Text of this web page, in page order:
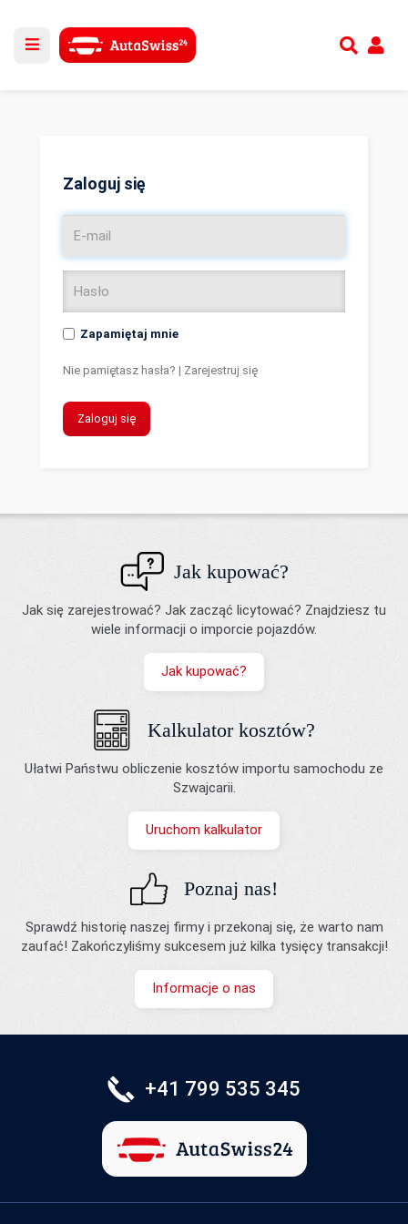
Zaloguj się
Zapamiętaj mnie
Nie pamiętasz hasła? | Zarejestruj się
Zaloguj się
Jak kupować?
Jak się zarejestrować? Jak zacząć licytować? Znajdziesz tu
wiele informacji o imporcie pojazdów.
Jak kupować?
Kalkulator kosztów?
Ułatwi Państwu obliczenie kosztów importu samochodu ze
Szwajcarii.
Uruchom kalkulator
Poznaj nas!
Sprawdź historię naszej firmy i przekonaj się, że warto nam
zaufać! Zakończyliśmy sukcesem już kilka tysięcy transakcji!
Informacje o nas
+41 799 535 345